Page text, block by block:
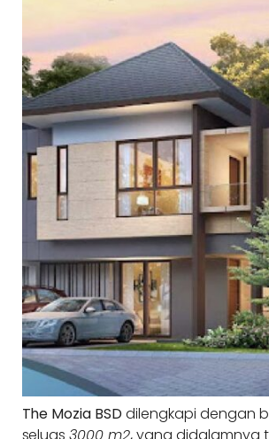
The Mozia BSDdilengkapi dengan
seluas3000 m2,yang didalamnya